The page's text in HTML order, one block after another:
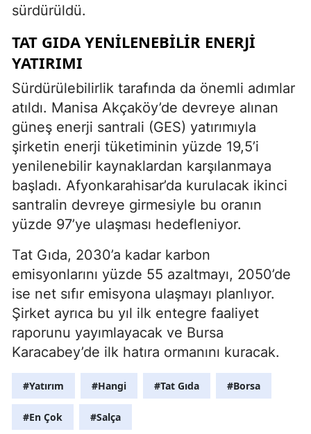
sürdürüldü.
TAT GIDA YENILENEBILIR ENERJI
YATIRIMI
Sürdürülebilirlik tarafında da önemli adımlar
atıldı. Manisa Akçaköy’de devreye alınan
güneş enerji santrali (GES) yatırımıyla
şirketin enerji tüketiminin yüzde 19,5’i
yenilenebilir kaynaklardan karşılanmaya
başladı. Afyonkarahisar’da kurulacak ikinci
santralin devreye girmesiyle bu oranın
yüzde 97’ye ulaşması hedefleniyor.
Tat Gıda, 2030’a kadar karbon
emisyonlarını yüzde 55 azaltmayı, 2050’de
ise net sıfır emisyona ulaşmayı planlıyor.
Şirket ayrıca bu yıl ilk entegre faaliyet
raporunu yayımlayacak ve Bursa
Karacabey’de ilk hatıra ormanını kuracak.
#Yatırım #Hangi #Tat Gıda #Borsa
#En Çok #Salça